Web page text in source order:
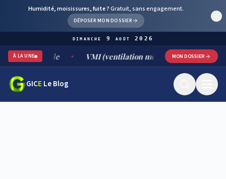
Humidité, moisissures, fuite ?Gratuit, sans engagement.
DÉPOSER MON DOSSIER
dimanche 9 août 2026
À LA UNE
durable VMI (ventilation mécanique par insufflation) :
MON DOSSIER
GICE Le Blog